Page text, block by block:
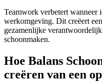
Teamwork verbetert wanneer
werkomgeving. Dit creëert
gezamenlijke
schoonmaken.
Hoe Balans
creëren van een